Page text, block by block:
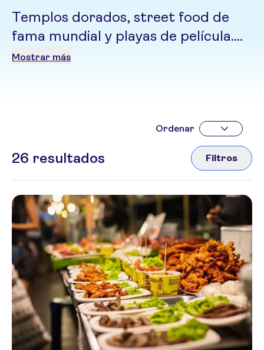
Templos dorados, street food de
fama mundial y playas de película.
Tailandia lo tiene todo: desde el caos
Mostrar más
26 resultados
Ordenar
Filtros